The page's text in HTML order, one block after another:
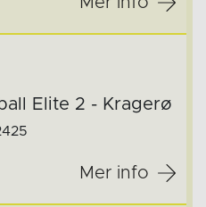
Elite 2 - Kragerø
Mer info